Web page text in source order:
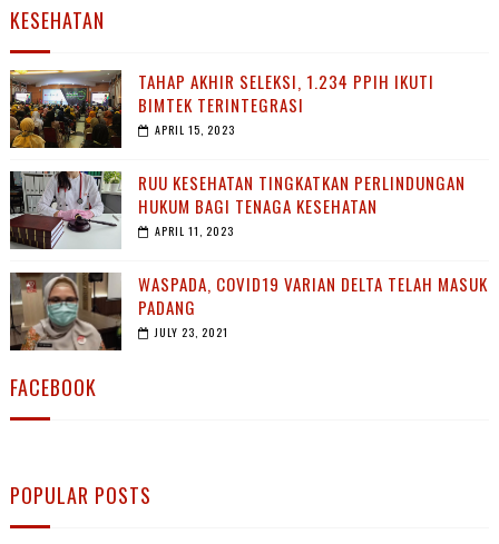
KESEHATAN
TAHAP AKHIR SELEKSI, 1.234 PPIH IKUTI
BIMTEK TERINTEGRASI
APRIL 15, 2023
RUU KESEHATAN TINGKATKAN PERLINDUNGAN
HUKUM BAGI TENAGA KESEHATAN
APRIL 11, 2023
WASPADA, COVID19 VARIAN DELTA TELAH MASUK
PADANG
JULY 23, 2021
FACEBOOK
POPULAR POSTS